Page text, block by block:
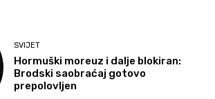
SVIJET
Hormuški moreuz i dalje blokiran:
Brodski saobraćaj gotovo
prepolovljen